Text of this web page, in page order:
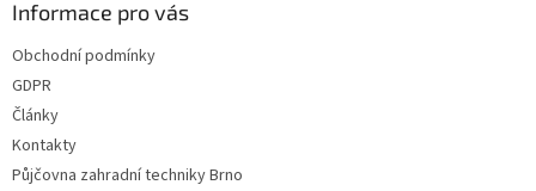
Informace pro vás
Obchodní podmínky
GDPR
Články
Kontakty
Půjčovna zahradní techniky Brno